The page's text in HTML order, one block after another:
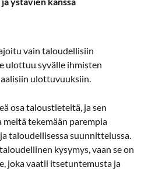
vain taloudellisiin
ulottuu syvälle ihmisten
ulottuvuuksiin.
osa taloustieteitä, ja sen
tekemään parempia
taloudellisessa suunnittelussa.
kysymys, vaan se on
joka vaatii itsetuntemusta ja